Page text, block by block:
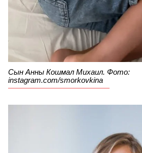
Сын Анны Кошмал Михаил. Фото:
instagram.com/smorkovkina